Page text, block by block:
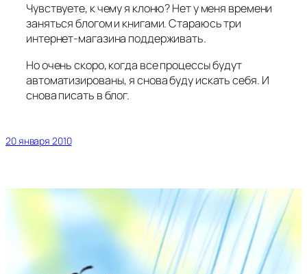
Чувствуете, к чему я клоню? Нет у меня времени
заняться блогом и книгами. Стараюсь три
интернет-магазина поддерживать.
Но очень скоро, когда все процессы будут
автоматизированы, я снова буду искать себя. И
снова писать в блог.
20 января 2010